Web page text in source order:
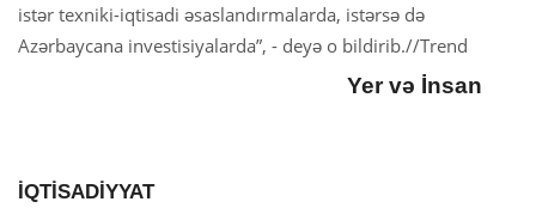
istər texniki-iqtisadi əsaslandırmalarda, istərsə də
Azərbaycana investisiyalarda”, - deyə o bildirib.//Trend
Yer və İnsan
İQTİSADİYYAT